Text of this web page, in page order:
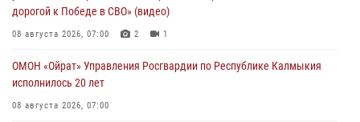
дорогой к Победе в СВО» (видео)
08 августа 2026, 07:00 2 1
ОМОН «Ойрат» Управления Росгвардии по Республике Калмыкия
исполнилось 20 лет
08 августа 2026, 07:00